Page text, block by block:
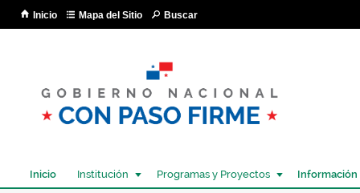
Inicio Mapa del Sitio Buscar
Inicio Institución Programas y Proyectos Información